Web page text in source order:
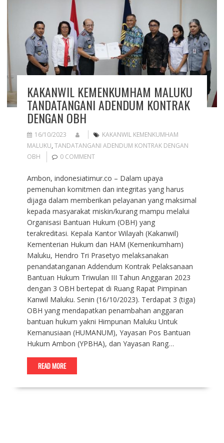
KAKANWIL KEMENKUMHAM MALUKU
TANDATANGANI ADENDUM KONTRAK
DENGAN OBH
16/10/2023
KAKANWIL KEMENKUMHAM
MALUKU, TANDATANGANI ADENDUM KONTRAK DENGAN
OBH
0 COMMENT
Ambon, indonesiatimur.co – Dalam upaya
pemenuhan komitmen dan integritas yang harus
dijaga dalam memberikan pelayanan yang maksimal
kepada masyarakat miskin/kurang mampu melalui
Organisasi Bantuan Hukum (OBH) yang
terakreditasi. Kepala Kantor Wilayah (Kakanwil)
Kementerian Hukum dan HAM (Kemenkumham)
Maluku, Hendro Tri Prasetyo melaksanakan
penandatanganan Addendum Kontrak Pelaksanaan
Bantuan Hukum Triwulan III Tahun Anggaran 2023
dengan 3 OBH bertepat di Ruang Rapat Pimpinan
Kanwil Maluku. Senin (16/10/2023). Terdapat 3 (tiga)
OBH yang mendapatkan penambahan anggaran
bantuan hukum yakni Himpunan Maluku Untuk
Kemanusiaan (HUMANUM), Yayasan Pos Bantuan
Hukum Ambon (YPBHA), dan Yayasan Rang…
READ MORE